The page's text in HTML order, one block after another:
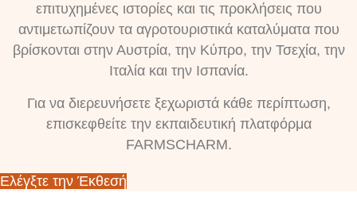
επιτυχημένες ιστορίες και τις προκλήσεις που
αντιμετωπίζουν τα αγροτουριστικά καταλύματα που
βρίσκονται στην Αυστρία, την Κύπρο, την Τσεχία, την
Ιταλία και την Ισπανία.
Για να διερευνήσετε ξεχωριστά κάθε περίπτωση,
επισκεφθείτε την εκπαιδευτική πλατφόρμα
FARMSCHARM.
Ελέγξτε την Έκθεσή